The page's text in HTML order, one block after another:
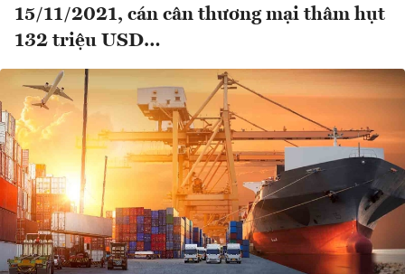
15/11/2021, cán cân thương mại thâm hụt
132 triệu USD…